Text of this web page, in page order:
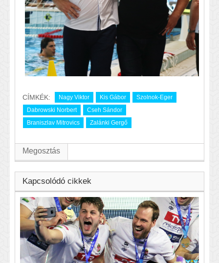
CÍMKÉK: Nagy Viktor Kis Gábor
Szolnok-Eger
Dabrowski Norbert
Cseh Sándor
Braniszlav Mitrovics
Zalánki Gergő
Megosztás
Kapcsolódó cikkek